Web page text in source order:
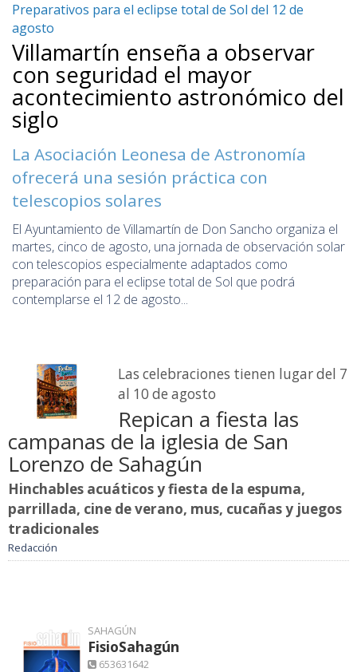
Preparativos para el eclipse total de Sol del 12 de
agosto
Villamartín enseña a observar
con seguridad el mayor
acontecimiento astronómico del
siglo
La Asociación Leonesa de Astronomía
ofrecerá una sesión práctica con
telescopios solares
El Ayuntamiento de Villamartín de Don Sancho organiza el
martes, cinco de agosto, una jornada de observación solar
con telescopios especialmente adaptados como
preparación para el eclipse total de Sol que podrá
contemplarse el 12 de agosto...
Las celebraciones tienen lugar del 7
al 10 de agosto
Repican a fiesta las
campanas de la iglesia de San
Lorenzo de Sahagún
Hinchables acuáticos y fiesta de la espuma,
parrillada, cine de verano, mus, cucañas y juegos
tradicionales
Redacción
SAHAGÚN
FisioSahagún
653631642